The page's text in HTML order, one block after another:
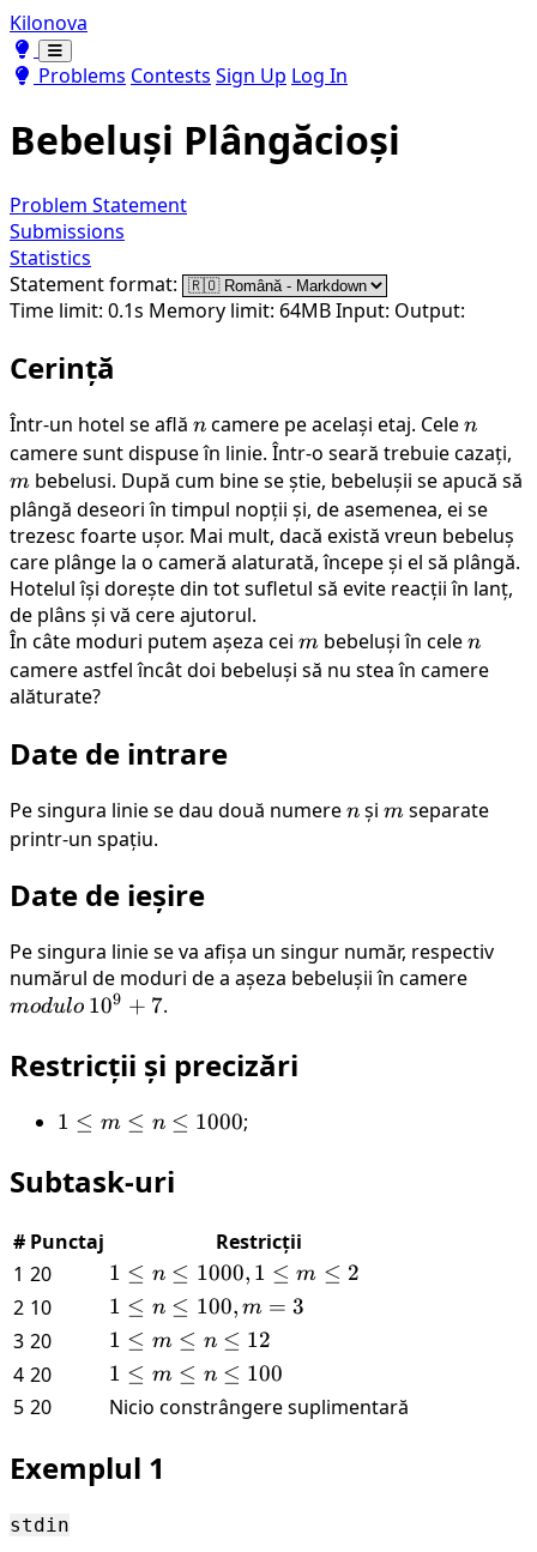
Kilonova
Toggle theme
Toggle theme
Problems Contests Sign Up Log In
Bebeluși Plângăcioși
Problem Statement
Submissions
Statistics
Statement format:
Time limit: 0.1s Memory limit: 64MBInput: Output:
Cerință
Într-un hotel se află n
n camere pe același etaj. Celen
n
camere sunt dispuse în linie. Într-o seară trebuie cazați,
m bebelusi. După cum bine se știe, bebelușii se apucă să
plângă deseori în timpul nopții și, de asemenea, ei se
trezesc foarte ușor. Mai mult, dacă există vreun bebeluș
care plânge la o cameră alaturată, începe și el să plângă.
Hotelul își dorește din tot sufletul să evite reacții în lanț,
de plâns și vă cere ajutorul.
În câte moduri putem așeza cei m
m bebeluși în celen
n
camere astfel încât doi bebeluși să nu stea în camere
alăturate?
Date de intrare
Pe singura linie se dau două numeren
n și m
m separate
printr-un spațiu.
Date de ieșire
Pe singura linie se va afișa un singur număr, respectiv
numărul de moduri de a așeza bebelușii în camere
modulo 10^9+7
109 + 7.
Restricții și precizări
1
m
n
1 ≤ m ≤ n ≤ 1000;
Subtask-uri
# Punctaj
Restricții
1 20
1
\leq
n
\leq
1000,
1
m
1 ≤ n ≤ 1000, 1 ≤ m ≤ 2
2 10
1
\leq
n
\leq
100,
= 3
1 ≤ n ≤ 100, m = 3
3 20
1
\leq
m
\leq
\leq
1 ≤ m ≤ n ≤ 12
4 20
1
\leq
\leq
n
1 ≤ m ≤ n ≤ 100
5 20 Nicio constrângere suplimentară
Exemplul 1
stdin